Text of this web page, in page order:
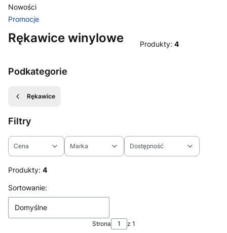
Nowości
Promocje
Koniec menu
Rękawice winylowe Produkty: 4
Podkategorie
Rękawice
Filtry
Cena Marka Dostępność
Koniec filtrów
Produkty: 4
Lista produktów
Sortowanie:
Domyślne
Strona z 1